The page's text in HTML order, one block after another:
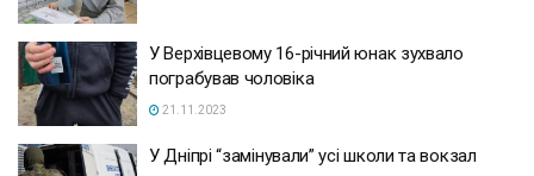
У Верхівцевому 16-річний юнак зухвало
пограбував чоловіка
21.11.2023
У Дніпрі “замінували” усі школи та вокзал